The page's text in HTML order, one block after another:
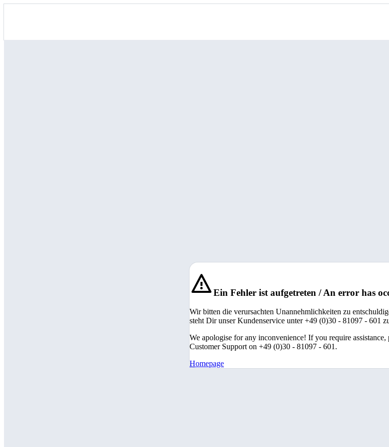
Ein Fehler ist aufgetreten / An error has
Wir bitten die verursachten Unannehmlichkeiten zu
steht Dir unser Kundenservice unter +49 (0)30 - 81097 - 601
We apologise for any inconvenience! If you require assistance,
Customer Support on +49 (0)30 - 81097 - 601.
Homepage